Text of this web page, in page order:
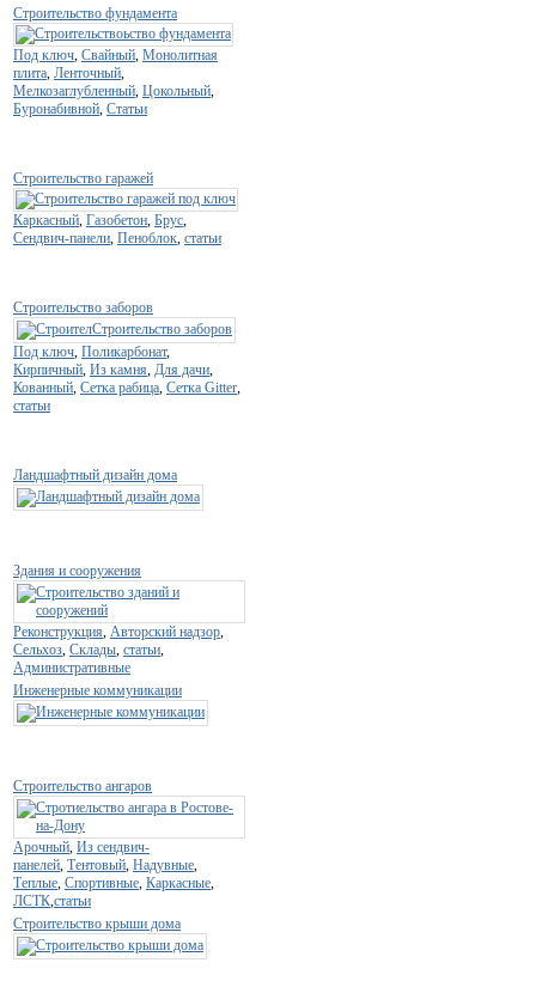
Строительство фундамента
Под ключ Свайный Монолитная
плита Ленточный
Мелкозаглубленный Цокольный
Буронабивной Статьи
Строительство гаражей
Каркасный Газобетон Брус
Сендвич-панели Пеноблок статьи
Строительство заборов
Под ключ Поликарбонат,
Кирпичный Из камня Для дачи
Кованный Сетка рабица Сетка Gitter
статьи
Ландшафтный дизайн дома
Здания и сооружения
Реконструкция Авторский надзор
Сельхоз Склады статьи
Административные
Инженерные коммуникации
Строительство ангаров
Арочный Из сендвич-
панелей Тентовый Надувные
Теплые Спортивные Каркасные
ЛСТК статьи
Строительство крыши дома